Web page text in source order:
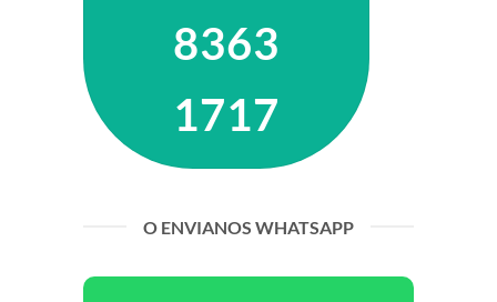
8363
1717
O ENVIANOS WHATSAPP